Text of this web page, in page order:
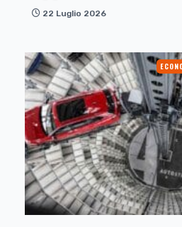
22 Luglio 2026